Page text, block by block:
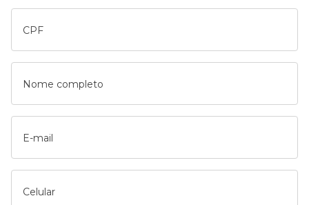
CPF
Nome completo
E-mail
Celular